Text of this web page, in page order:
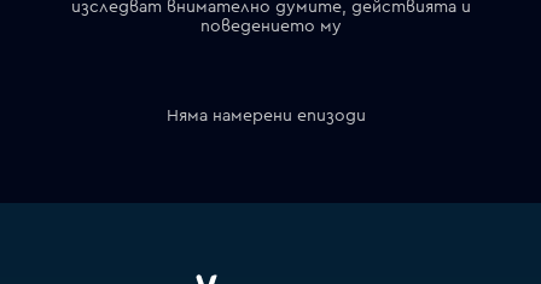
изследват внимателно думите, действията и
поведението му
Няма намерени епизоди